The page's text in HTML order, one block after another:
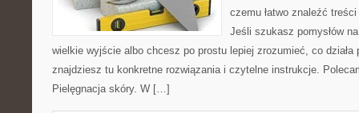
czemu łatwo znaleźć
Jeśli szukasz pomysłów
wielkie wyjście albo chcesz po prostu lepiej zrozumieć, co działa
znajdziesz tu konkretne rozwiązania i czytelne instrukcje.
Pielęgnacja skóry. W […]